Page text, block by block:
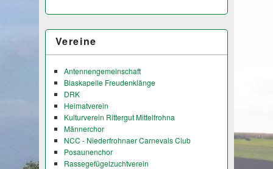
Vereine
Antennengemeinschaft
Blaskapelle Freudenklänge
DRK
Heimatverein
Kulturverein Rittergut Mittelfrohna
Männerchor
NCC - Niederfrohnaer Carnevals Club
Posaunenchor
Rassegefügelzuchtverein